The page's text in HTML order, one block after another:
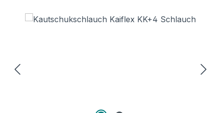
Bildergalerie überspringen